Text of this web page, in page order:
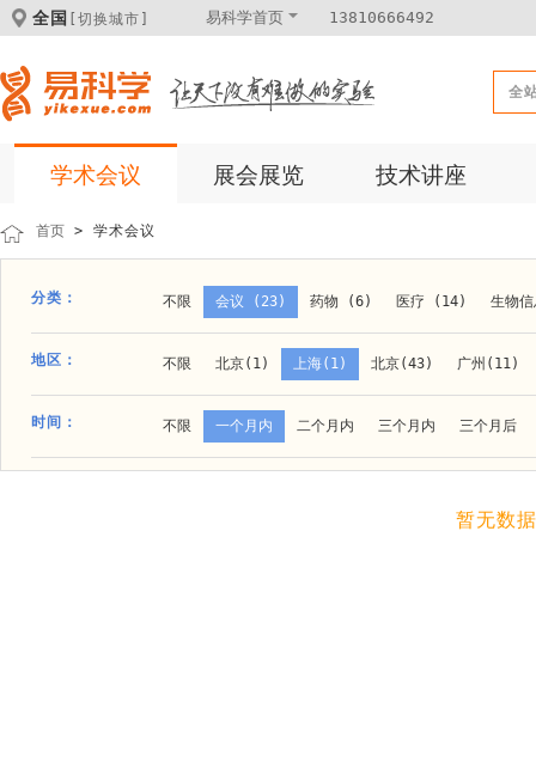
全国 [切换城市] 易科学首页 13810666492
全
学术会议 展会展览 技术讲座
首页 > 学术会议
分类： 不限 会议 (23) 药物 (6) 医疗 (14) 生物
医疗健康 (15)
材料 (11) 材料化工 (1) 新材料 (1)
地区： 不限 北京(1) 上海(1) 北京(43) 广州(11)
贵阳(1) 石家庄(1)
时间： 不限 一个月内 二个月内 三个月内 三个月后
暂无数据